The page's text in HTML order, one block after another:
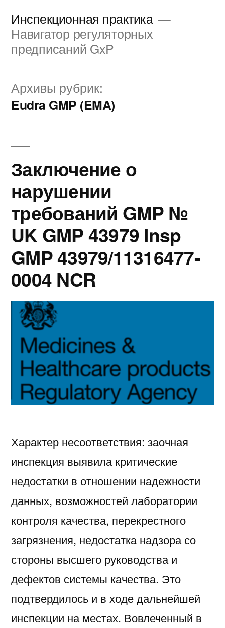
содержимому
Инспекционная практика
Навигатор регуляторных
предписаний GxP
Архивы рубрик:
Eudra GMP (EMA)
Заключение о
нарушении
требований GMP №
UK GMP 43979 Insp
GMP 43979/11316477-
0004 NCR
Характер несоответствия: заочная
инспекция выявила критические
недостатки в отношении надежности
данных, возможностей лаборатории
контроля качества, перекрестного
загрязнения, недостатка надзора со
стороны высшего руководства и
дефектов системы качества. Это
подтвердилось и в ходе дальнейшей
инспекции на местах. Вовлеченный в